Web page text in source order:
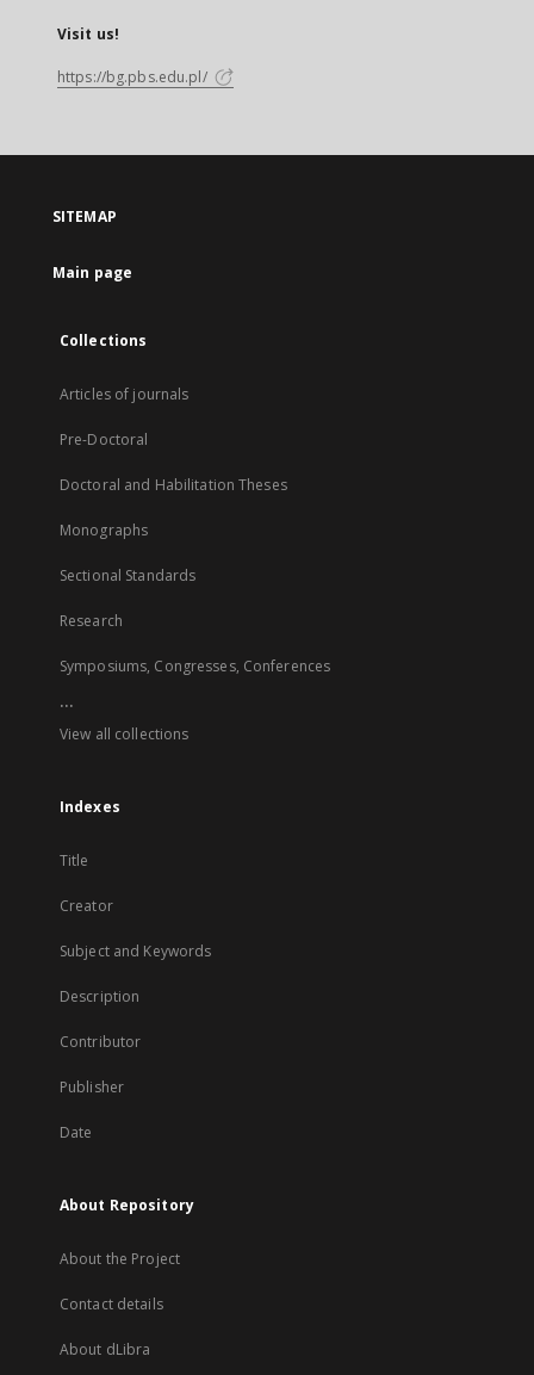
Visit us!
https://bg.pbs.edu.pl/
SITEMAP
Main page
Collections
Articles of journals
Pre-Doctoral
Doctoral and Habilitation Theses
Monographs
Sectional Standards
Research
Symposiums, Congresses, Conferences
...
View all collections
Indexes
Title
Creator
Subject and Keywords
Description
Contributor
Publisher
Date
About Repository
About the Project
Contact details
About dLibra